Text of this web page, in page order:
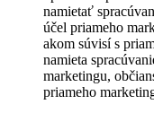
namietať
účel priameho
akom súvisí s
namieta
marketingu,
priameho